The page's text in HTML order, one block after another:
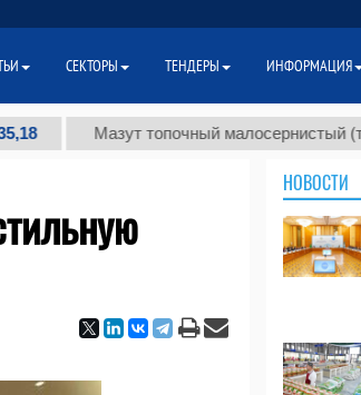
Мазут топочный малосернистый (т.) $300
НОВОСТИ
СЕКТОРЫ ТЕНДЕРЫ ИНФОРМАЦИЯ